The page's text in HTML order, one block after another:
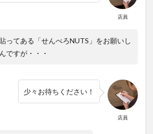
店員
ってある「せんべろNUTS」をお願いし
ですが・・・
店員
少々お待ちください！